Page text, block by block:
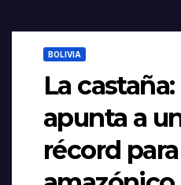
BOLIVIA
La
apunta a
récord